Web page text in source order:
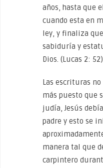
años, hasta que
cuando esta en
ley, y finaliza
sabiduría y
Dios. (Lucas 2: 52)
Las escrituras
más puesto que
judía, Jesús
padre y esto se
manera tal que
carpintero